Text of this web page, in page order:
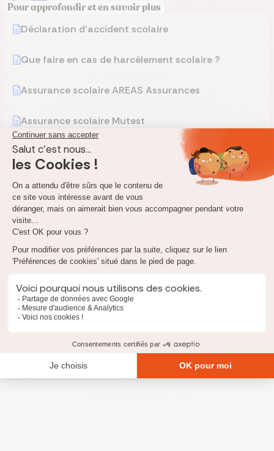
Pour approfondir et en savoir plus
Déclaration d'accident scolaire
Que faire en cas de harcèlement scolaire ?
Assurance scolaire AREAS Assurances
Assurance scolaire Mutest
Assurance scolaire Aon assurances
Allocation de rentrée scolaire (ARS) : quel montant
? pour qui ?
Revenir en haut de page